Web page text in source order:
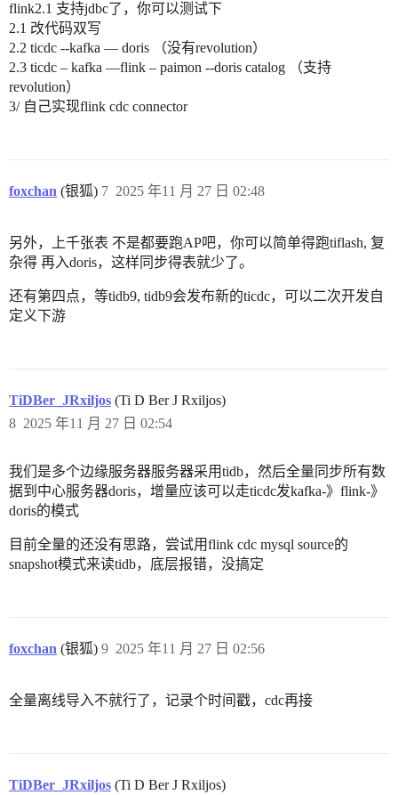
flink2.1 支持jdbc了，你可以测试下
2.1 改代码双写
2.2 ticdc --kafka — doris （没有revolution）
2.3 ticdc – kafka —flink – paimon --doris catalog （支持
revolution）
3/ 自己实现flink cdc connector
foxchan (银狐) 2025 年11 月 27 日 02:48
7
另外，上千张表 不是都要跑AP吧，你可以简单得跑tiflash, 复
杂得 再入doris，这样同步得表就少了。
还有第四点，等tidb9, tidb9会发布新的ticdc，可以二次开发自
定义下游
TiDBer_JRxiljos (Ti D Ber J Rxiljos)
2025 年11 月 27 日 02:54
8
我们是多个边缘服务器服务器采用tidb，然后全量同步所有数
据到中心服务器doris，增量应该可以走ticdc发kafka-》flink-》
doris的模式
目前全量的还没有思路，尝试用flink cdc mysql source的
snapshot模式来读tidb，底层报错，没搞定
foxchan (银狐) 2025 年11 月 27 日 02:56
9
全量离线导入不就行了，记录个时间戳，cdc再接
TiDBer_JRxiljos (Ti D Ber J Rxiljos)